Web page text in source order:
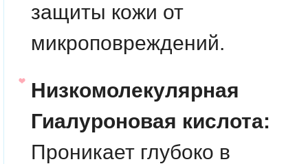
защиты кожи от
микроповреждений.
Низкомолекулярная
Гиалуроновая кислота:
Проникает глубоко в